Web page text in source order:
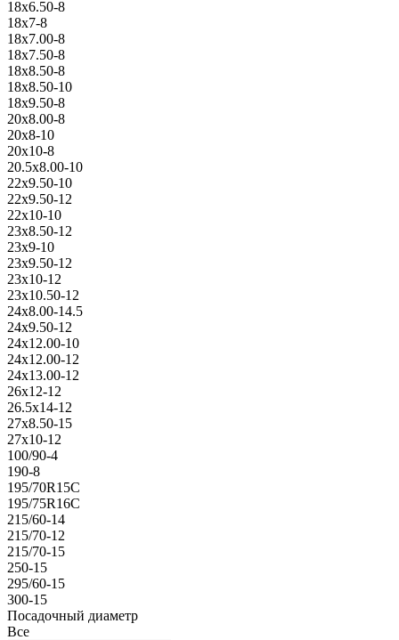
18x6.50-8
18x7-8
18x7.00-8
18x7.50-8
18x8.50-8
18x8.50-10
18x9.50-8
20x8.00-8
20x8-10
20x10-8
20.5x8.00-10
22x9.50-10
22x9.50-12
22x10-10
23x8.50-12
23x9-10
23x9.50-12
23x10-12
23x10.50-12
24x8.00-14.5
24x9.50-12
24x12.00-10
24x12.00-12
24x13.00-12
26x12-12
26.5x14-12
27x8.50-15
27x10-12
100/90-4
190-8
195/70R15C
195/75R16C
215/60-14
215/70-12
215/70-15
250-15
295/60-15
300-15
Посадочный диаметр
Все